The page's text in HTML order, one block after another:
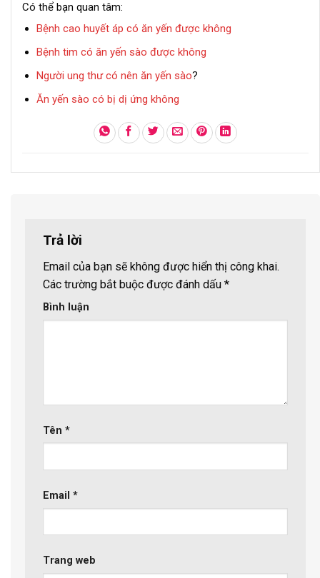
Có thể bạn quan tâm:
Bệnh cao huyết áp có ăn yến được không
Bệnh tim có ăn yến sào được không
Người ung thư có nên ăn yến sào?
Ăn yến sào có bị dị ứng không
Trả lời
Email của bạn sẽ không được hiển thị công khai.
Các trường bắt buộc được đánh dấu *
Bình luận
Tên *
Email *
Trang web